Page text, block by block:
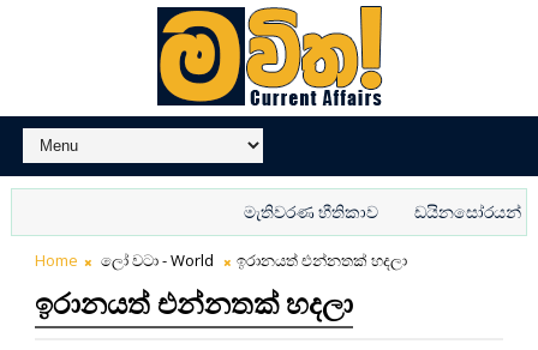
මැතිවරණ භීතිකාව ඩයිනසෝරයන්ට බයේ
Home ලෝ වටා - World ඉරානයත් එන්නතක් හදලා
ඉරානයත් එන්නතක් හදලා